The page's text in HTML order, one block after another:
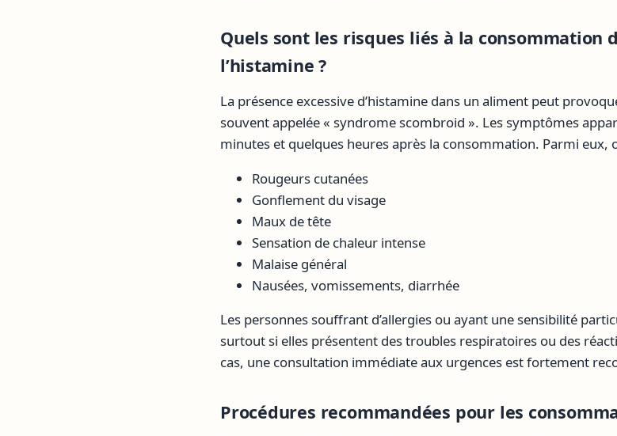
Quels sont les risques liés à la consommation
l’histamine ?
La présence excessive d’histamine dans un aliment peut
souvent appelée « syndrome scombroid ». Les symptômes
minutes et quelques heures après la consommation. Parmi eux,
Rougeurs cutanées
Gonflement du visage
Maux de tête
Sensation de chaleur intense
Malaise général
Nausées, vomissements, diarrhée
Les personnes souffrant d’allergies ou ayant une sensibilité
surtout si elles présentent des troubles respiratoires ou des
cas, une consultation immédiate aux urgences est fortement
Procédures recommandées pour les